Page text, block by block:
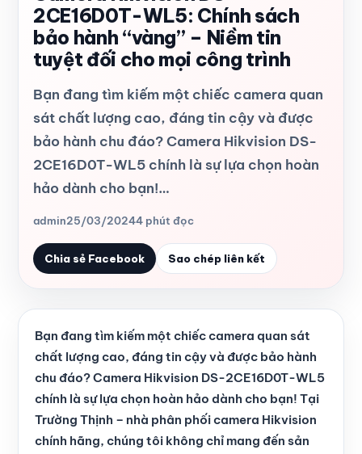
2CE16D0T-WL5: Chính sách
bảo hành “vàng” – Niềm tin
tuyệt đối cho mọi công trình
Bạn đang tìm kiếm một chiếc camera quan
sát chất lượng cao, đáng tin cậy và được
bảo hành chu đáo? Camera Hikvision DS-
2CE16D0T-WL5 chính là sự lựa chọn hoàn
hảo dành cho bạn!…
admin25/03/20244 phút đọc
Chia sẻ Facebook Sao chép liên kết
Bạn đang tìm kiếm một chiếc camera quan sát
chất lượng cao, đáng tin cậy và được bảo hành
chu đáo? Camera Hikvision DS-2CE16D0T-WL5
chính là sự lựa chọn hoàn hảo dành cho bạn! Tại
Trường Thịnh – nhà phân phối camera Hikvision
chính hãng, chúng tôi không chỉ mang đến sản